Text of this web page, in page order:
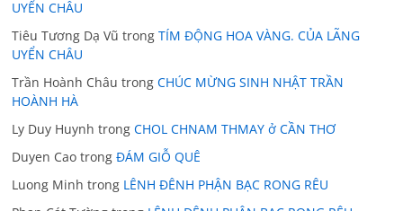
UYỂN CHÂU
Tiêu Tương Dạ Vũ trongTÍM ĐỘNG HOA VÀNG. CỦA LÃNG
UYỂN CHÂU
Trần Hoành Châu trongCHÚC MỪNG SINH NHẬT TRẦN
HOÀNH HÀ
Ly Duy Huynh trongCHOL CHNAM THMAY ở CẦN THƠ
Duyen Cao trongĐÁM GIỖ QUÊ
Luong Minh trong LÊNH ĐÊNH PHẬN BẠC RONG RÊU